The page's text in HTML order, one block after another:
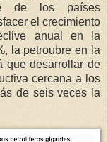
de los países
el crecimiento
anual en la
la petroubre en la
que desarrollar de
cercana a los
de seis veces la